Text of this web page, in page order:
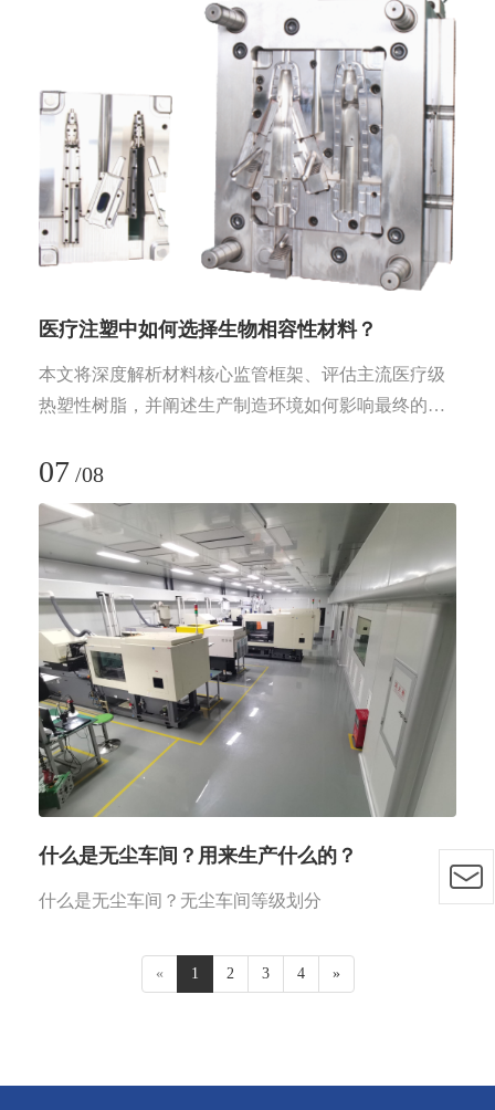
医疗注塑中如何选择生物相容性材料？
本文将深度解析材料核心监管框架、评估主流医疗级
热塑性树脂，并阐述生产制造环境如何影响最终的合
07 /08
什么是无尘车间？用来生产什么的？
什么是无尘车间？无尘车间等级划分
« 1 2 3 4 »